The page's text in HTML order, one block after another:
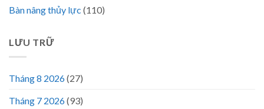
Bàn nâng thủy lực (110)
LƯU TRỮ
Tháng 8 2026(27)
Tháng 7 2026(93)